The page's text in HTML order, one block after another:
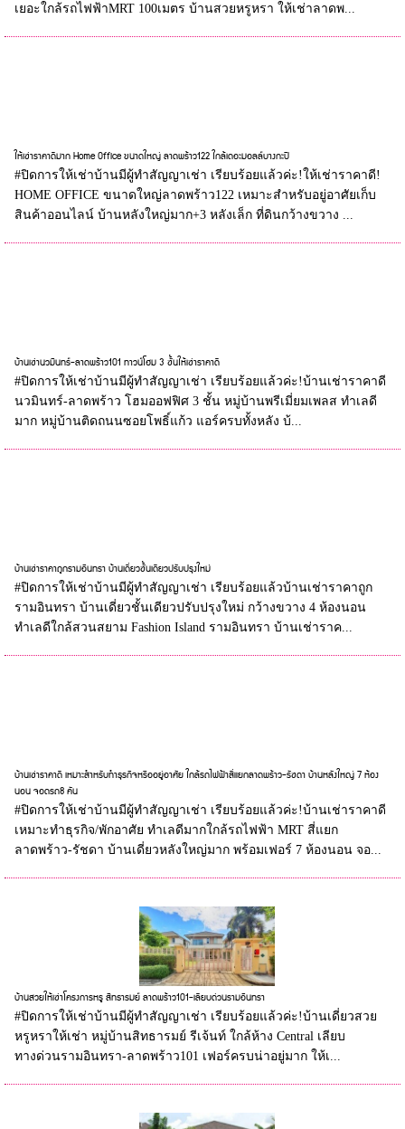
เยอะใกล้รถไฟฟ้าMRT 100เมตร บ้านสวยหรูหรา ให้เช่าลาดพ...
ให้เช่าราคาดีมาก Home Office ขนาดใหญ่ ลาดพร้าว122 ใกล้เดอะมอลล์บางกะปิ
#ปิดการให้เช่าบ้านมีผู้ทำสัญญาเช่า เรียบร้อยแล้วค่ะ!ให้เช่าราคาดี!
HOME OFFICE ขนาดใหญ่ลาดพร้าว122 เหมาะสำหรับอยู่อาศัยเก็บ
สินค้าออนไลน์ บ้านหลังใหญ่มาก+3 หลังเล็ก ที่ดินกว้างขวาง ...
บ้านเช่านวมินทร์-ลาดพร้าว101 ทาวน์โฮม 3 ชั้นให้เช่าราคาดี
#ปิดการให้เช่าบ้านมีผู้ทำสัญญาเช่า เรียบร้อยแล้วค่ะ!บ้านเช่าราคาดี
นวมินทร์-ลาดพร้าว โฮมออฟฟิศ 3 ชั้น หมู่บ้านพรีเมี่ยมเพลส ทำเลดี
มาก หมู่บ้านติดถนนซอยโพธิ์แก้ว แอร์ครบทั้งหลัง บ้...
บ้านเช่าราคาถูกรามอินทรา บ้านเดี่ยวชั้นเดียวปรับปรุงใหม่
#ปิดการให้เช่าบ้านมีผู้ทำสัญญาเช่า เรียบร้อยแล้วบ้านเช่าราคาถูก
รามอินทรา บ้านเดี่ยวชั้นเดียวปรับปรุงใหม่ กว้างขวาง 4 ห้องนอน
ทำเลดีใกล้สวนสยาม Fashion Island รามอินทรา บ้านเช่าราค...
บ้านเช่าราคาดี เหมาะสำหรับทำธุรกิจหรืออยู่อาศัย ใกล้รถไฟฟ้าสี่แยกลาดพร้าว-รัชดา บ้านหลังใหญ่ 7 ห้อง
นอน จอดรถ8 คัน
#ปิดการให้เช่าบ้านมีผู้ทำสัญญาเช่า เรียบร้อยแล้วค่ะ!บ้านเช่าราคาดี
เหมาะทำธุรกิจ/พักอาศัย ทำเลดีมากใกล้รถไฟฟ้า MRT สี่แยก
ลาดพร้าว-รัชดา บ้านเดี่ยวหลังใหญ่มาก พร้อมเฟอร์ 7 ห้องนอน จอ...
บ้านสวยให้เช่าโครงการหรู สิทธารมย์ ลาดพร้าว101-เลียบด่วนรามอินทรา
#ปิดการให้เช่าบ้านมีผู้ทำสัญญาเช่า เรียบร้อยแล้วค่ะ!บ้านเดี่ยวสวย
หรูหราให้เช่า หมู่บ้านสิทธารมย์ รีเจ้นท์ ใกล้ห้าง Central เลียบ
ทางด่วนรามอินทรา-ลาดพร้าว101 เฟอร์ครบน่าอยู่มาก ให้เ...